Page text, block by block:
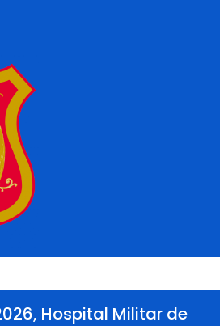
Hospital Militar de